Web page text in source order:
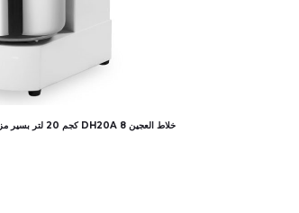
خلاط العجين DH20A 8 كجم 20 لتر بسير مزدوج نشط مزدوج السرعة